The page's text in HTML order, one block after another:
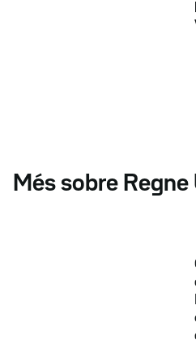
Més sobre Regne